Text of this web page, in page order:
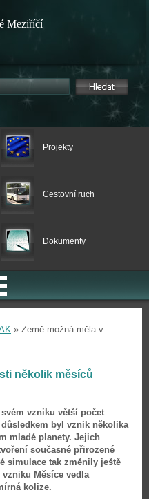
Meziříčí
Projekty
Cestovní ruch
Dokumenty
» Země možná měla v
několik měsíců
vzniku větší počet
byl vznik několika
mladé planety. Jejich
současné přirozené
simulace tak změnily ještě
Měsíce vedla
kolize.